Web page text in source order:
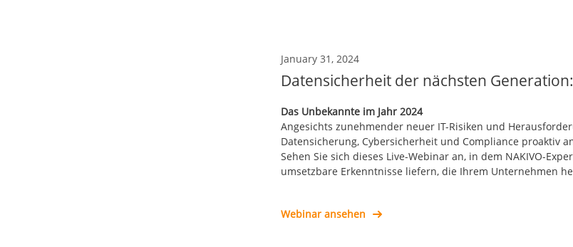
January 31, 2024
Datensicherheit der nächsten
Das Unbekannte im Jahr 2024
Angesichts zunehmender neuer IT-Risiken und
Datensicherung, Cybersicherheit und Compliance proaktiv
Sehen Sie sich dieses Live-Webinar an, in dem NAKIVO-
umsetzbare Erkenntnisse liefern, die Ihrem Unternehmen
Webinar ansehen